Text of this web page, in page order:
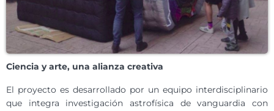
Ciencia y arte, una alianza creativa
El proyecto es desarrollado por un equipo interdisciplinario
que integra investigación astrofísica de vanguardia con